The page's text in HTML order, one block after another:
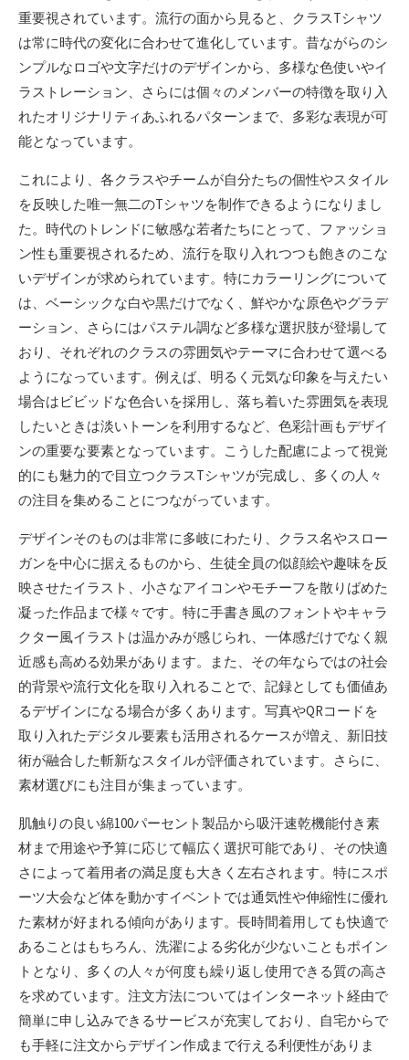
重要視されています。流行の面から見ると、クラスTシャツ
は常に時代の変化に合わせて進化しています。昔ながらのシ
ンプルなロゴや文字だけのデザインから、多様な色使いやイ
ラストレーション、さらには個々のメンバーの特徴を取り入
れたオリジナリティあふれるパターンまで、多彩な表現が可
能となっています。
これにより、各クラスやチームが自分たちの個性やスタイル
を反映した唯一無二のTシャツを制作できるようになりまし
た。時代のトレンドに敏感な若者たちにとって、ファッショ
ン性も重要視されるため、流行を取り入れつつも飽きのこな
いデザインが求められています。特にカラーリングについて
は、ベーシックな白や黒だけでなく、鮮やかな原色やグラデ
ーション、さらにはパステル調など多様な選択肢が登場して
おり、それぞれのクラスの雰囲気やテーマに合わせて選べる
ようになっています。例えば、明るく元気な印象を与えたい
場合はビビッドな色合いを採用し、落ち着いた雰囲気を表現
したいときは淡いトーンを利用するなど、色彩計画もデザイ
ンの重要な要素となっています。こうした配慮によって視覚
的にも魅力的で目立つクラスTシャツが完成し、多くの人々
の注目を集めることにつながっています。
デザインそのものは非常に多岐にわたり、クラス名やスロー
ガンを中心に据えるものから、生徒全員の似顔絵や趣味を反
映させたイラスト、小さなアイコンやモチーフを散りばめた
凝った作品まで様々です。特に手書き風のフォントやキャラ
クター風イラストは温かみが感じられ、一体感だけでなく親
近感も高める効果があります。また、その年ならではの社会
的背景や流行文化を取り入れることで、記録としても価値あ
るデザインになる場合が多くあります。写真やQRコードを
取り入れたデジタル要素も活用されるケースが増え、新旧技
術が融合した斬新なスタイルが評価されています。さらに、
素材選びにも注目が集まっています。
肌触りの良い綿100パーセント製品から吸汗速乾機能付き素
材まで用途や予算に応じて幅広く選択可能であり、その快適
さによって着用者の満足度も大きく左右されます。特にスポ
ーツ大会など体を動かすイベントでは通気性や伸縮性に優れ
た素材が好まれる傾向があります。長時間着用しても快適で
あることはもちろん、洗濯による劣化が少ないこともポイン
トとなり、多くの人々が何度も繰り返し使用できる質の高さ
を求めています。注文方法についてはインターネット経由で
簡単に申し込みできるサービスが充実しており、自宅からで
も手軽に注文からデザイン作成まで行える利便性がありま